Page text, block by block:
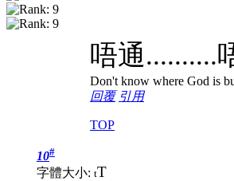
唔通..........
Don't know where God is
回覆 引用
TOP
10#
字體大小: tT